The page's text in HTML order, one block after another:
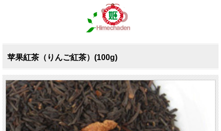
苹果紅茶（りんご紅茶）(100g)